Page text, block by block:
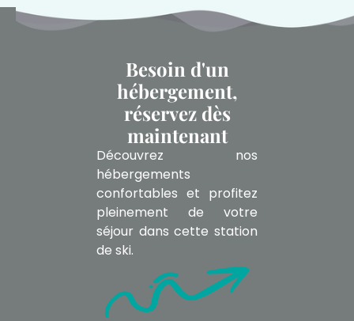
Besoin d'un
hébergement,
réservez dès
maintenant
Découvrez nos
hébergements
confortables et profitez
pleinement de votre
séjour dans cette station
de ski.